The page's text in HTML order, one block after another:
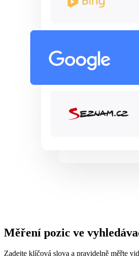
Měření pozic ve
Zadejte klíčová slova a pravidelně měřte